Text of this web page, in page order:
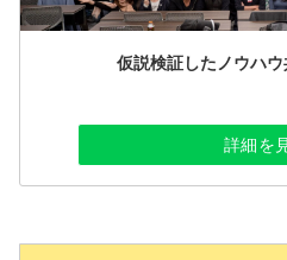
仮説検証したノウハ
詳細を